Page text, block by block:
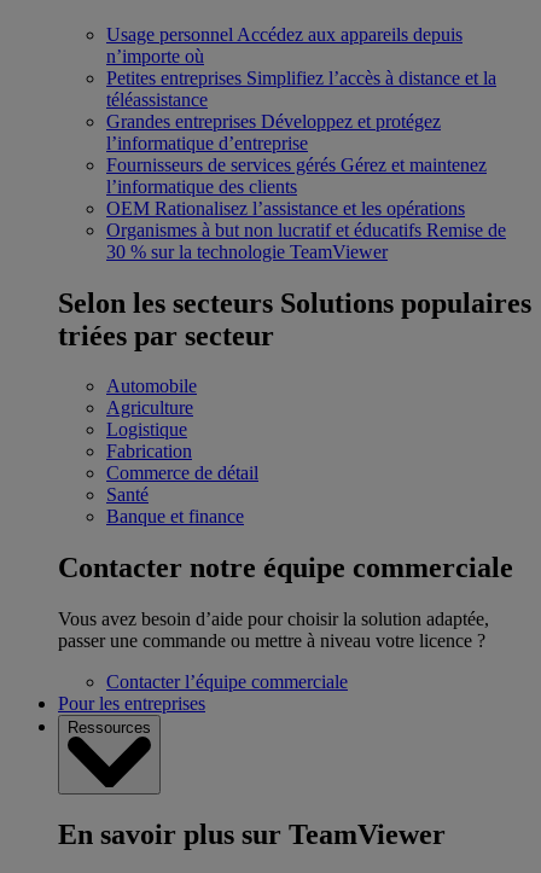
Usage personnel Accédez aux appareils depuis
n’importe où
Petites entreprises Simplifiez l’accès à distance et la
téléassistance
Grandes entreprises Développez et protégez
l’informatique d’entreprise
Fournisseurs de services gérés Gérez et maintenez
l’informatique des clients
OEM Rationalisez l’assistance et les opérations
Organismes à but non lucratif et éducatifs Remise de
30 % sur la technologie TeamViewer
Selon les secteurs Solutions populaires
triées par secteur
Automobile
Agriculture
Logistique
Fabrication
Commerce de détail
Santé
Banque et finance
Contacter notre équipe commerciale
Vous avez besoin d’aide pour choisir la solution adaptée,
passer une commande ou mettre à niveau votre licence ?
Contacter l’équipe commerciale
Pour les entreprises
Ressources
En savoir plus sur TeamViewer